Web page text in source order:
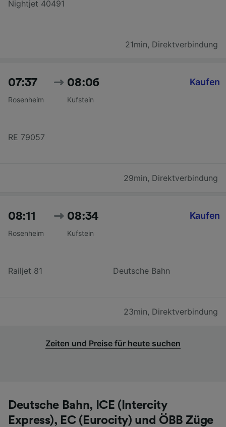
Nightjet 40491
21min, Direktverbindung
07:37
Rosenheim
08:06
Kufstein
RE 79057
Kaufen
29min, Direktverbindung
08:11
Rosenheim
08:34
Kufstein
Railjet 81 Deutsche Bahn
Kaufen
23min, Direktverbindung
Zeiten und Preise für heute suchen
Deutsche Bahn, ICE (Intercity
Express), EC (Eurocity) und ÖBB Züge